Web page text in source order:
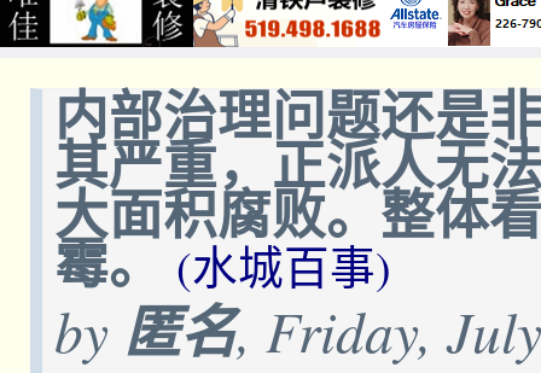
内部治理问题还是
其严重，正派人无
大面积腐败。整体
霉。(水城百事)
by 匿名, Friday,